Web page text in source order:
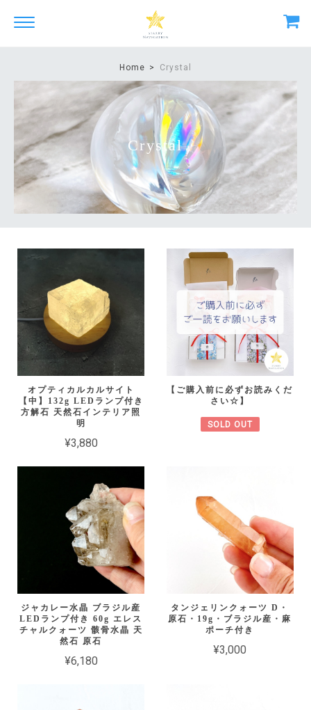
Home Crystal
Crystal
オプティカルカルサイト
【中】132g LEDランプ付き
方解石 天然石インテリア照
明
¥3,880
【ご購入前に必ずお読みくだ
さい☆】
SOLD OUT
ジャカレー水晶 ブラジル産
LEDランプ付き 60g エレス
チャルクォーツ 骸骨水晶 天
然石 原石
¥6,180
タンジェリンクォーツ D・
原石・19g・ブラジル産・麻
ポーチ付き
¥3,000